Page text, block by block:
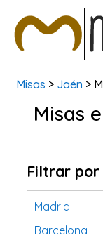
BUSCAR MISAS
Misas > Jaén >
Misas
Filtrar por
Madrid
Barcelona